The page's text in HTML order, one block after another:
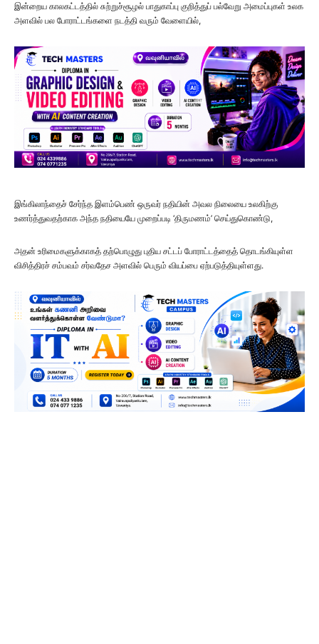
இன்றைய காலகட்டத்தில் சுற்றுச்சூழல் பாதுகாப்பு குறித்துப் பல்வேறு அமைப்புகள் உலக
அளவில் பல போராட்டங்களை நடத்தி வரும் வேளையில்,
இங்கிலாந்தைச் சேர்ந்த இளம்பெண் ஒருவர் நதியின் அவல நிலையை உலகிற்கு
உணர்த்துவதற்காக அந்த நதியையே முறைப்படி ‘திருமணம்’ செய்துகொண்டு,
அதன் உரிமைகளுக்காகத் தற்பொழுது புதிய சட்டப் போராட்டத்தைத் தொடங்கியுள்ள
விசித்திரச் சம்பவம் சர்வதேச அளவில் பெரும் வியப்பை ஏற்படுத்தியுள்ளது.